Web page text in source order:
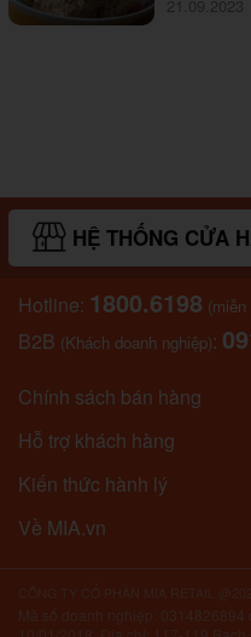
21.09.2023
HỆ THỐNG CỬA
Hotline: 1800.6198
B2B (Khách doanh nghiệp):
Chính sách bán hàng
Hỗ trợ khách hàng
Kiến thức hành lý
Về MIA.vn